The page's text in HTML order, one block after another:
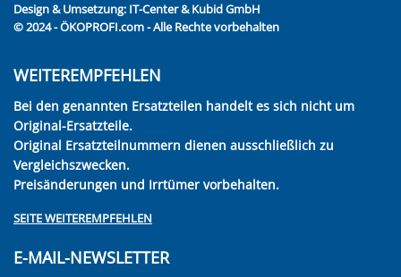
Design & Umsetzung: IT-Center & Kubid GmbH
© 2024 - ÖKOPROFI.com - Alle Rechte vorbehalten
WEITEREMPFEHLEN
Bei den genannten Ersatzteilen handelt es sich nicht um
Original-Ersatzteile.
Original Ersatzteilnummern dienen ausschließlich zu
Vergleichszwecken.
Preisänderungen und Irrtümer vorbehalten.
SEITE WEITEREMPFEHLEN
E-MAIL-NEWSLETTER